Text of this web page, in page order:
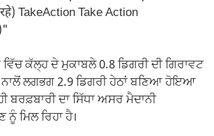
ਕੱਲ੍ਹ ਦੇ ਮੁਕਾਬਲੇ 0.8 ਡਿਗਰੀ ਦੀ ਗਿਰਾਵਟ
ਲਗਭਗ 2.9 ਡਿਗਰੀ ਹੇਠਾਂ ਬਣਿਆ ਹੋਇਆ
ਬਰਫ਼ਬਾਰੀ ਦਾ ਸਿੱਧਾ ਅਸਰ ਮੈਦਾਨੀ
ਮਿਲ ਰਿਹਾ ਹੈ।